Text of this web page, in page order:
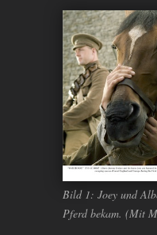
Bild 1: Joey und
Pferd bekam. (Mit